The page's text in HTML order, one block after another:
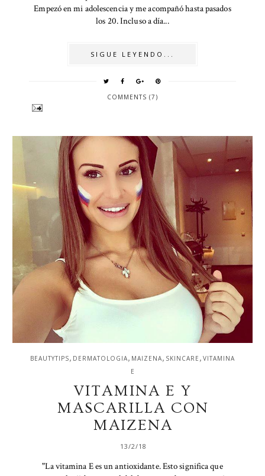
Empezó en mi adolescencia y me acompañó hasta pasados
los 20. Incluso a día...
SIGUE LEYENDO...
COMMENTS (7)
BEAUTYTIPS, DERMATOLOGIA, MAIZENA, SKINCARE , VITAMINA
E
VITAMINA E Y
MASCARILLA CON
MAIZENA
13/2/18
"La vitamina E es un antioxidante. Esto significa que